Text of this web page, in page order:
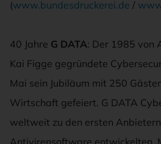
(www.bundesdruckerei.de /
40 Jahre G DATA: Der 1985 von
Kai Figge gegründete
Mai sein Jubiläum mit 250
Wirtschaft gefeiert. G DATA
weltweit zu den ersten
Antivirensoftware entwickelten.